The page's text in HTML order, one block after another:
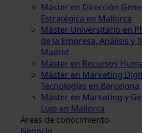
Máster en Dirección
Estratégica en Mallorca
Máster Universitario en
de la Empresa, Análisis y
Madrid
Máster en Recursos
Máster en Marketing
Tecnologías en Barcelona
Máster en Marketing y
Lujo en Mallorca
Áreas de conocimiento